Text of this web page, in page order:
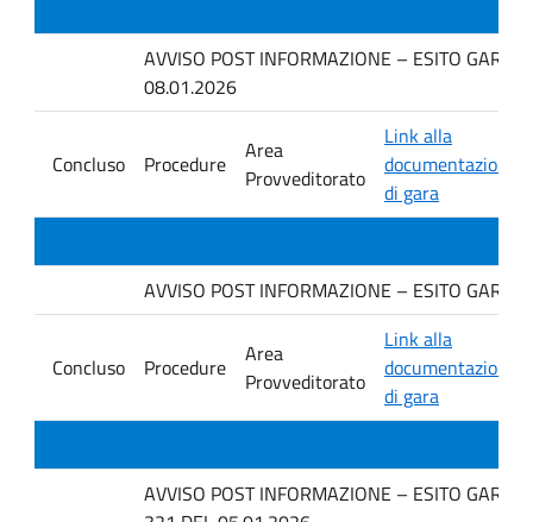
AVVISO POST INFORMAZIONE – ESITO GARA
08.01.2026
Concluso Procedure
Area
Provveditorato
Link alla
documentazione
di gara
AVVISO POST INFORMAZIONE – ESITO GARA
Concluso Procedure
Area
Provveditorato
Link alla
documentazione
di gara
AVVISO POST INFORMAZIONE – ESITO GARA